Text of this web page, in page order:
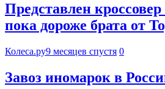
Представлен
пока дороже брата от
Колеса.ру9 месяцев спустя 0
Завоз иномарок в